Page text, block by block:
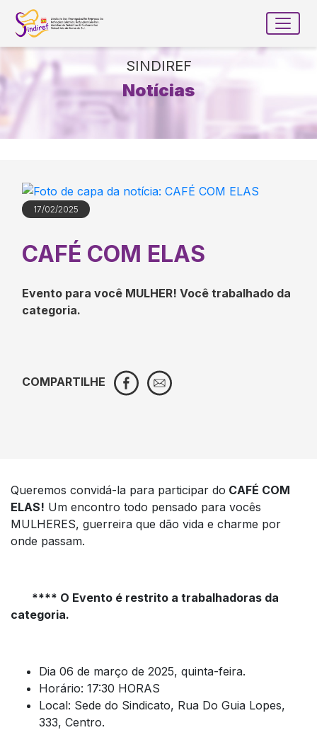
Ir para conteúdo principal
conteúdo do menu
SINDIREF
Notícias
17/02/2025
CAFÉ COM ELAS
Evento para você MULHER! Você trabalhado da
categoria.
COMPARTILHE
Queremos convidá-la para participar do CAFÉ COM
ELAS! Um encontro todo pensado para vocês
MULHERES, guerreira que dão vida e charme por
onde passam.
**** O Evento é restrito a trabalhadoras da
categoria.
Dia 06 de março de 2025, quinta-feira.
Horário: 17:30 HORAS
Local: Sede do Sindicato, Rua Do Guia Lopes,
333, Centro.